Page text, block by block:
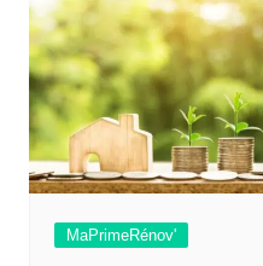
MaPrimeRénov'